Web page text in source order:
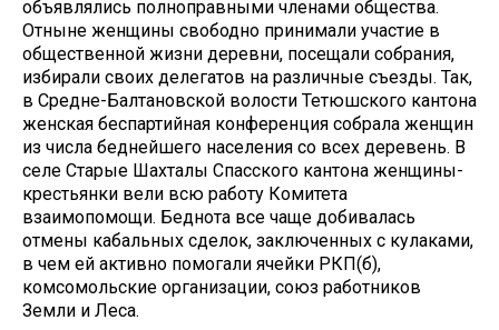
объявлялись полноправными членами общества.
Отныне женщины свободно принимали участие в
общественной жизни деревни, посещали собрания,
избирали своих делегатов на различные съезды. Так,
в Средне-Балтановской волости Тетюшского кантона
женская беспартийная конференция собрала женщин
из числа беднейшего населения со всех деревень. В
селе Старые Шахталы Спасского кантона женщины-
крестьянки вели всю работу Комитета
взаимопомощи. Беднота все чаще добивалась
отмены кабальных сделок, заключенных с кулаками,
в чем ей активно помогали ячейки РКП(б),
комсомольские организации, союз работников
Земли и Леса.